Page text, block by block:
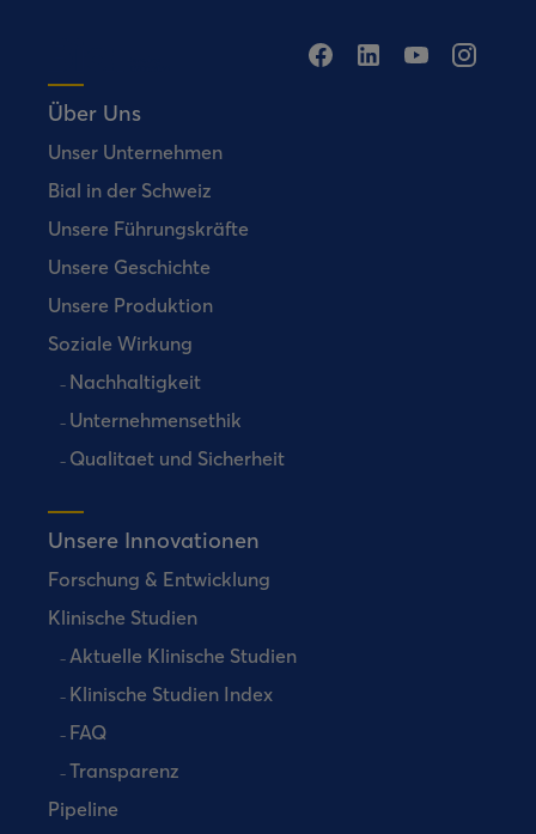
Über Uns
Unser Unternehmen
Bial in der Schweiz
Unsere Führungskräfte
Unsere Geschichte
Unsere Produktion
Soziale Wirkung
Nachhaltigkeit
Unternehmensethik
Qualitaet und Sicherheit
Unsere Innovationen
Forschung & Entwicklung
Klinische Studien
Aktuelle Klinische Studien
Klinische Studien Index
FAQ
Transparenz
Pipeline